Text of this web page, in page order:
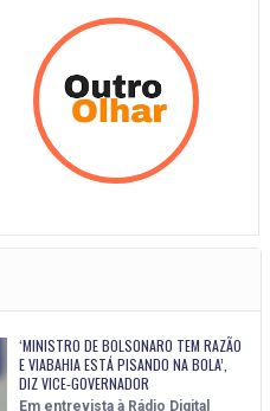
‘MINISTRO DE BOLSONARO TEM RAZÃO
E VIABAHIA ESTÁ PISANDO NA BOLA’,
DIZ VICE-GOVERNADOR
Em entrevista à Rádio Digital